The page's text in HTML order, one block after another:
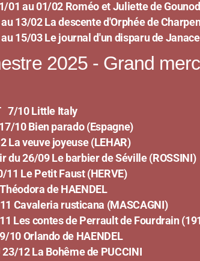
01 au 01/02 Roméo et Juliette de Gounod
La descente d'Orphée de
Le journal d'un disparu de
2025 - Grand
7/10 Little Italy
parado (Espagne)
La veuve joyeuse (LEHAR)
du 26/09 Le barbier de Séville (ROSSINI)
Petit Faust (HERVE)
de HAENDEL
rusticana (MASCAGNI)
de Perrault de Fourdrain (1913
10 Orlando de HAENDEL
Bohême de PUCCINI